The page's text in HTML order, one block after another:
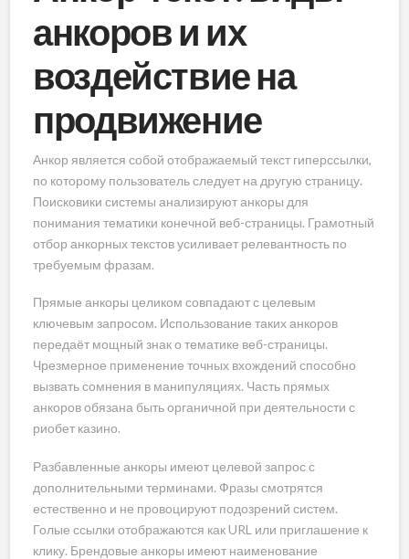
анкоров и их
воздействие на
продвижение
Анкор является собой отображаемый текст гиперссылки,
по которому пользователь следует на другую страницу.
Поисковики системы анализируют анкоры для
понимания тематики конечной веб-страницы. Грамотный
отбор анкорных текстов усиливает релевантность по
требуемым фразам.
Прямые анкоры целиком совпадают с целевым
ключевым запросом. Использование таких анкоров
передаёт мощный знак о тематике веб-страницы.
Чрезмерное применение точных вхождений способно
вызвать сомнения в манипуляциях. Часть прямых
анкоров обязана быть органичной при деятельности с
риобет казино.
Разбавленные анкоры имеют целевой запрос с
дополнительными терминами. Фразы смотрятся
естественно и не провоцируют подозрений систем.
Голые ссылки отображаются как URL или приглашение к
клику. Брендовые анкоры имеют наименование